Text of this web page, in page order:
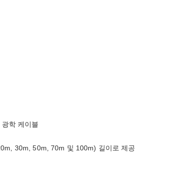
학 케이블
30m, 50m, 70m 및 100m) 길이로 제공